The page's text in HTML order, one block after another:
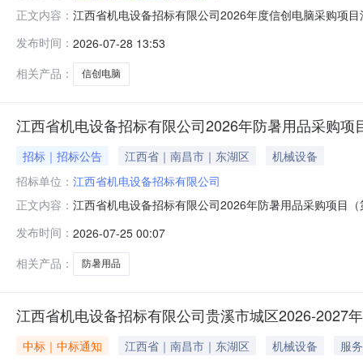
正文内容： 江西省机电设备招标有限公司2026年度信创电脑采购项
发布时间： 2026-07-28 13:53
相关产品：
信创电脑
江西省机电设备招标有限公司2026年防暑用品采购项
招标｜招标公告 江西省｜南昌市｜东湖区
机械设备
招标单位： 江西省机电设备招标有限公司
正文内容： 江西省机电设备招标有限公司2026年防暑用品采购项目
（含税）、约361人，总预算随实际供货人数按该单价核
格、生产日期、标准编
发布时间： 2026-07-25 00:07
相关产品：
防暑用品
江西省机电设备招标有限公司贵溪市城区2026-2027
中标｜中标通知 江西省｜南昌市｜东湖区 机械设备
服务